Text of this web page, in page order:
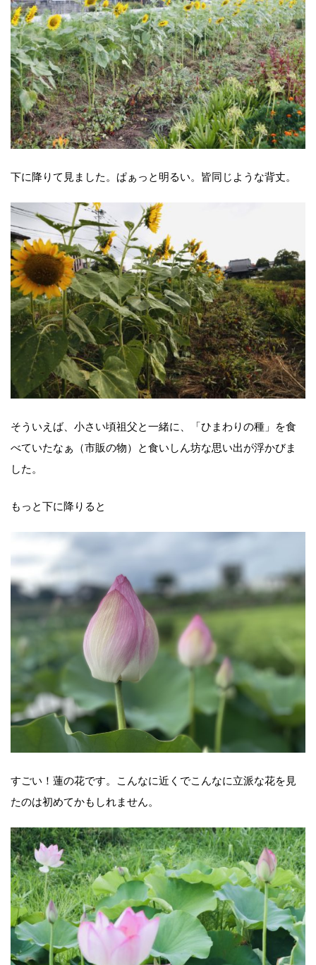
下に降りて見ました。ぱぁっと明るい。皆同じような背丈。
そういえば、小さい頃祖父と一緒に、「ひまわりの種」を食
べていたなぁ（市販の物）と食いしん坊な思い出が浮かびま
した。
もっと下に降りると
すごい！蓮の花です。こんなに近くでこんなに立派な花を見
たのは初めてかもしれません。